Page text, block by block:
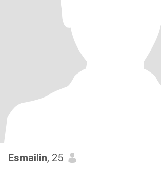
Esmailin, 25